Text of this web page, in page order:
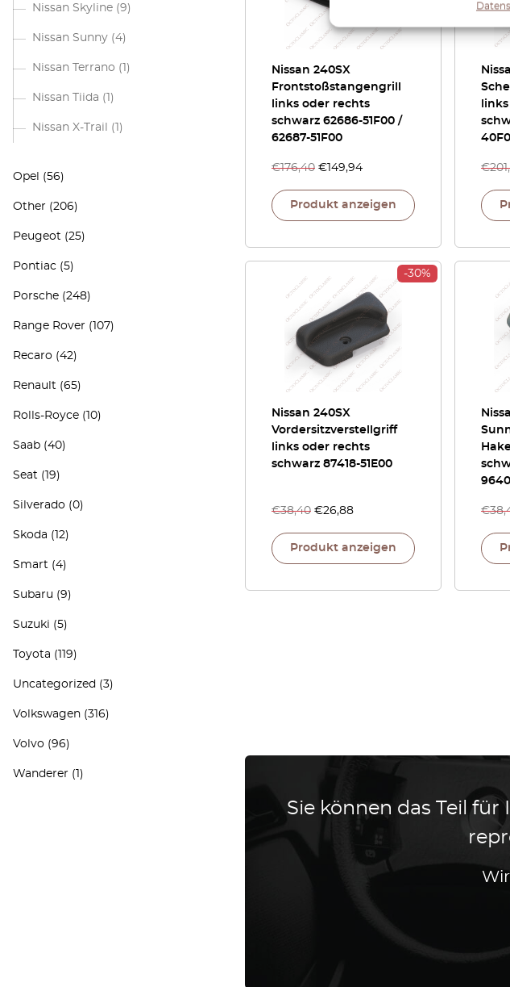
Nissan Skyline (9)
Nissan Sunny (4)
Nissan Terrano (1)
Nissan Tiida (1)
Nissan X-Trail (1)
Opel (56)
Other (206)
Peugeot (25)
Pontiac (5)
Porsche (248)
Range Rover (107)
Recaro (42)
Renault (65)
Rolls-Royce (10)
Saab (40)
Seat (19)
Silverado (0)
Skoda (12)
Smart (4)
Subaru (9)
Suzuki (5)
Toyota (119)
Uncategorized (3)
Volkswagen (316)
Volvo (96)
Wanderer (1)
Nissan 240SX
Frontstoßstangengrill
links oder rechts
schwarz 62686-51F00 /
62687-51F00
€176,40 € 149,94
Produkt anzeigen
€
-30%
Nissan 240SX
Vordersitzverstellgriff
links oder rechts
schwarz 87418-51E00
€38,40 €26,88
Produkt anzeigen
€
Sie können das Teil